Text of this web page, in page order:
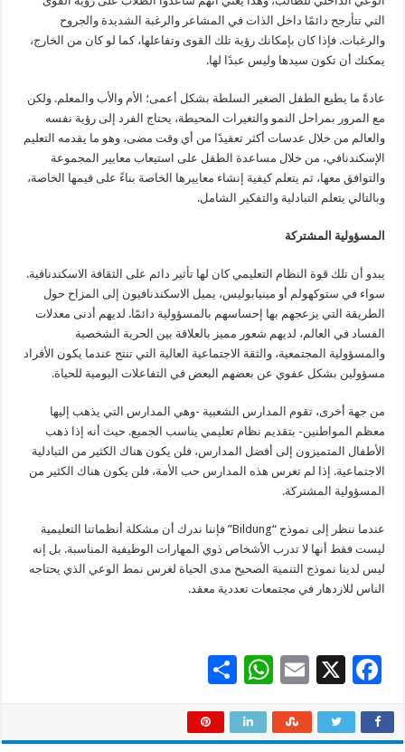
التي تتأرجح دائمًا داخل الذات في المشاعر والرغبة الشديدة والجروح
والرغبات. فإذا كان بإمكانك رؤية تلك القوى وتفاعلها، كما لو كان من الخارج،
يمكنك أن تكون سيدها وليس عبدًا لها.
عادةً ما يطيع الطفل الصغير السلطة بشكل أعمى؛ الأم والأب والمعلم. ولكن
مع المرور بمراحل النمو والتغيرات المحيطة، يحتاج الفرد إلى رؤية نفسه
والعالم من خلال عدسات أكثر تعقيدًا من أي وقت مضى، وهو ما يقدمه التعليم
الإسكندنافي، من خلال مساعدة الطفل على استيعاب معايير المجموعة
والتوافق معها، ثم يتعلم كيفية إنشاء معاييرها الخاصة بناءً على قيمها الخاصة،
وبالتالي يتعلم التبادلية والتفكير الشامل.
المسؤولية المشتركة
يبدو أن تلك قوة النظام التعليمي كان لها تأثير دائم على الثقافة الاسكندنافية.
سواء في ستوكهولم أو مينيابوليس، يميل الاسكندنافيون إلى المزاح حول
الطريقة التي يزعجهم بها إحساسهم بالمسؤولية دائمًا. لديهم أدنى معدلات
الفساد في العالم، لديهم شعور مميز بالعلاقة بين الحرية الشخصية
والمسؤولية المجتمعية، والثقة الاجتماعية العالية التي تنتج عندما يكون الأفراد
مسؤولين بشكل عفوي عن بعضهم البعض في التفاعلات اليومية للحياة.
من جهة أخرى، تقوم المدارس الشعبية -وهي المدارس التي يذهب إليها
معظم المواطنين- بتقديم نظام تعليمي يناسب الجميع. حيث أنه إذا ذهب
الأطفال المتميزون إلى أفضل المدارس، فلن يكون هناك الكثير من التبادلية
الاجتماعية. إذا لم تغرس هذه المدارس حب الأمة، فلن يكون هناك الكثير من
المسؤولية المشتركة.
عندما ننظر إلى نموذج “Bildung” فإننا ندرك أن مشكلة أنظماتنا التعليمية
ليست فقط أنها لا تدرب الأشخاص ذوي المهارات الوظيفية المناسبة. بل إنه
ليس لدينا نموذج التنمية الصحيح مدى الحياة لغرس نمط الوعي الذي يحتاجه
الناس للازدهار في مجتمعات تعددية معقد.
F
e
X
E
ai
W
at
ar